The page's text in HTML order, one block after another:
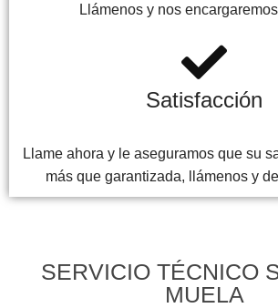
Llámenos y nos
Satisfacción
Llame ahora y le aseguramos que su
más que garantizada, llámenos y
SERVICIO TÉCNICO
MUELA